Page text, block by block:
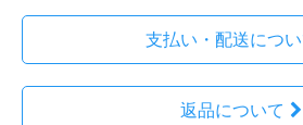
支払い・配送につい
返品について